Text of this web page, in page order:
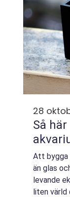
28
Så
Att bygga
än glas
levande
liten värld